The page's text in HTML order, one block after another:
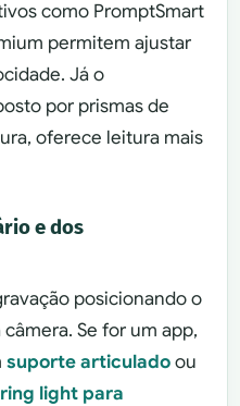
como PromptSmart
permitem ajustar
Já o
por prismas de
oferece leitura mais
e dos
posicionando o
Se for um app,
suporte articuladoou
ring light para